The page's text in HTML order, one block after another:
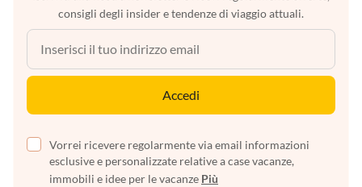
consigli degli insider e tendenze di viaggio attuali.
Accedi
Vorrei ricevere regolarmente via email informazioni
esclusive e personalizzate relative a case vacanze,
immobili e idee per le vacanze Più